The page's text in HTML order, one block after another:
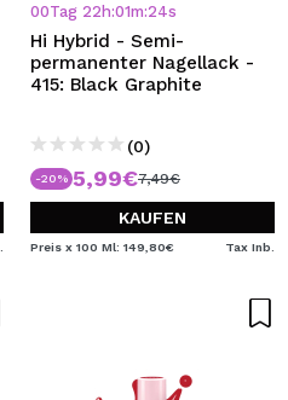
00Tag 22 h:01m:24s
Hi Hybrid - Semi-
permanenter Nagellack -
415: Black Graphite
(0)
-20% 5,99€7,49€
KAUFEN
Preis x 100 Ml: 149,80€ Tax Inb.